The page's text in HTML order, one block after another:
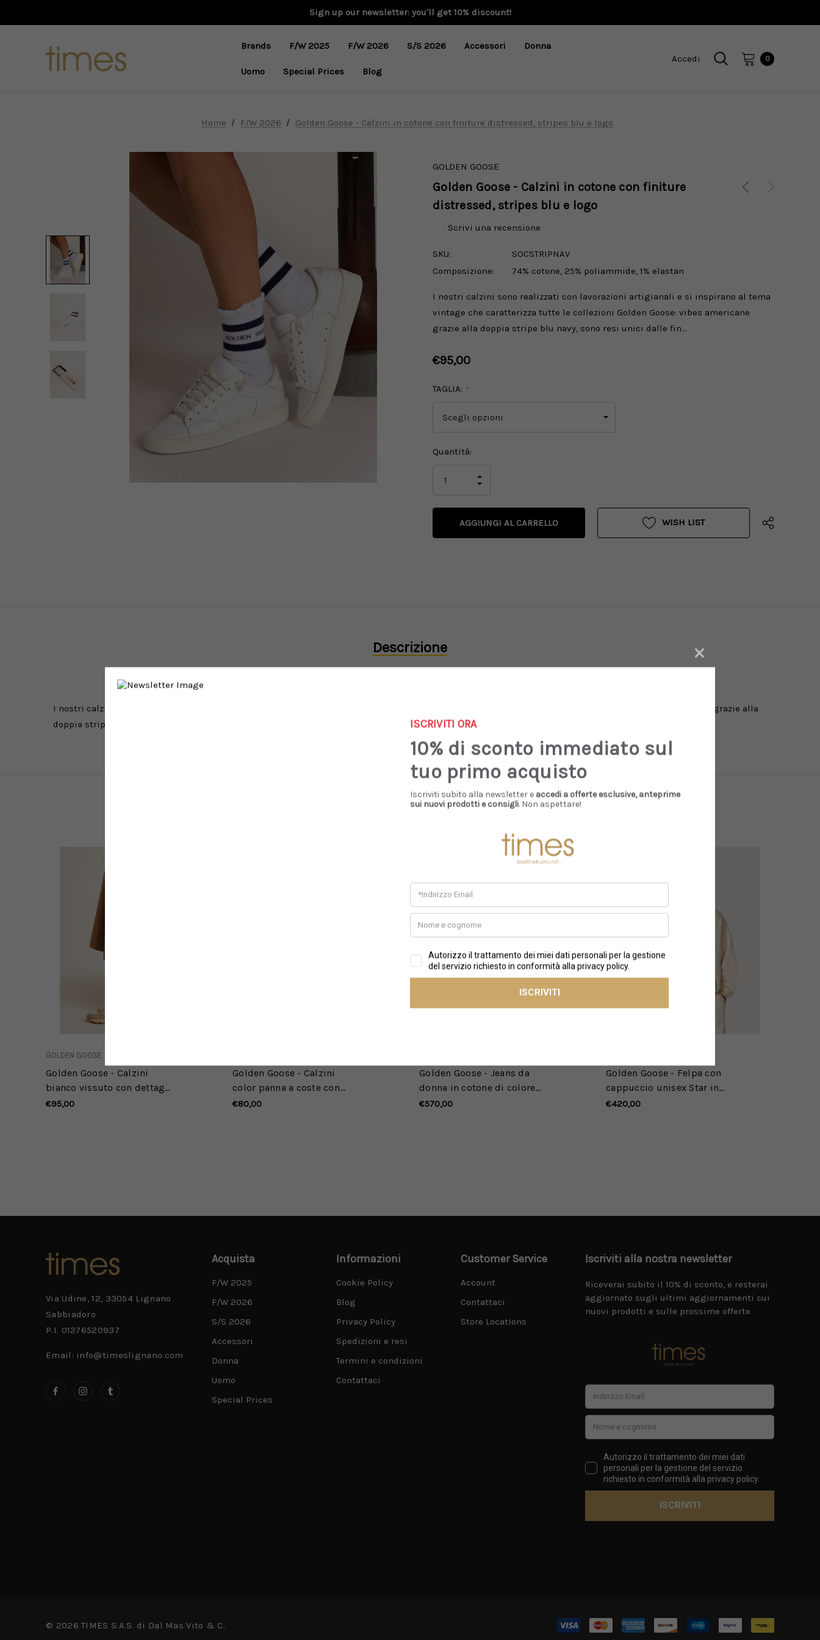
Sign up our newsletter: you'll get 10% discount!
Brands F/W 2025 F/W 2026 S/S 2026 Accessori Donna
Uomo Special Prices Blog
Accedi 0
Home F/W 2026 Golden Goose - Calzini in cotone con finiture distressed, stripes blu e logo
GOLDEN GOOSE
Golden Goose - Calzini in cotone con finiture
distressed, stripes blu e logo
Scrivi una recensione
SKU:
SOCSTRIPNAV
Composizione:
74% cotone, 25% poliammide, 1% elastan
I nostri calzini sono realizzati con lavorazioni artigianali e si inspirano al tema
vintage che caratterizza tutte le collezioni Golden Goose: vibes americane
grazie alla doppia stripe blu navy, sono resi unici dalle fin…
€95,00
TAGLIA: *
Disponibilità
Quantità:
QUANTITÀ
UNDEFINED
AUMENTA
DI
WISH LIST
Descrizione
I nostri calzini sono realizzati con lavorazioni artigianali e si inspirano al tema vintage che caratterizza tutte le collezioni Golden Goose: vibes americane grazie alla
doppia stripe blu navy, sono resi unici dalle finiture distressed. Logo Golden Goose blu navy.Made in Italy.
GOLDEN GOOSE
Golden Goose - Calzini
bianco vissuto con dettagli
distressed e stripes
€95,00
Golden Goose - Calzini
color panna a coste con
dettagli blu navy e logo
€80,00
Golden Goose - Jeans da
donna in cotone di colore
nero con effetto distressed
€570,00
Golden Goose - Felpa con
cappuccio unisex Star in
cotone bianco con logo
€420,00
×
ISCRIVITI ORA
10% di sconto immediato sul
tuo primo acquisto
Iscriviti subito alla newsletter e accedi a offerte esclusive, anteprime
sui nuovi prodotti e consigli. Non aspettare!
Via Udine, 12, 33054 Lignano
Sabbiadoro
P.I. 01276520937
Email: info@timeslignano.com
Acquista
F/W 2025
F/W 2026
S/S 2026
Accessori
Donna
Uomo
Special Prices
Informazioni
Cookie Policy
Blog
Privacy Policy
Spedizioni e resi
Termini e condizioni
Contattaci
Customer Service
Account
Contattaci
Store Locations
Iscriviti alla nostra newsletter
Riceverai subito il 10% di sconto, e resterai
aggiornato sugli ultimi aggiornamenti sui
nuovi prodotti e sulle prossime offerte
© 2026 TIMES S.A.S. di Dal Mas Vito & C.